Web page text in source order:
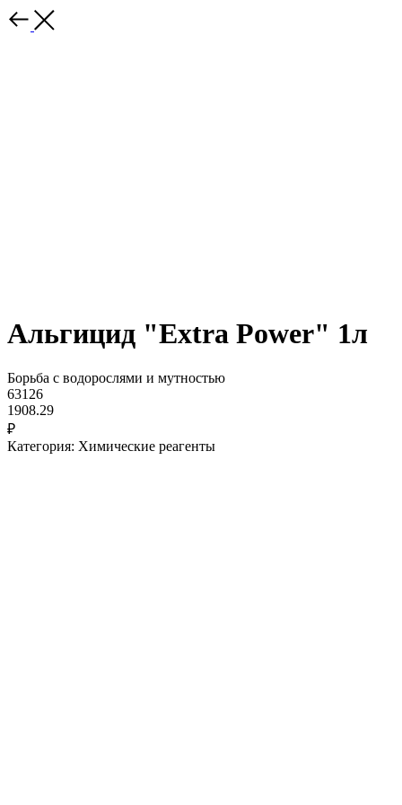
Альгицид "Extra Power" 1л
Борьба с водорослями и мутностью
63126
1908.29
₽
Категория: Химические реагенты